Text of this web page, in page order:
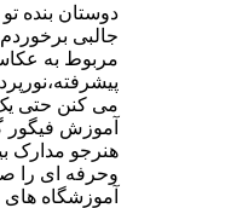
دوستان بنده
جالبی
مربوط به
می کنن حتی
آموزش فیگور
هنرجو مدارک
وحرفه ای را
آموزشگاه